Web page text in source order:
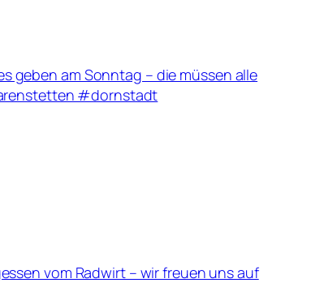
geben am Sonntag – die müssen alle
#dornstadt
vom Radwirt – wir freuen uns auf